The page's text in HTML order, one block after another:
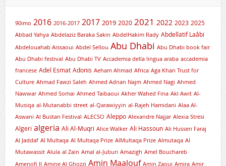
90imo 2016 2016-2017 2017 2019 2020 2021 2022 2023 2025
Abbad Yahya Abdelaziz Baraka Sakin AbdelHakim Rady Abdellatif Laâbi
Abdelouahab Aissaoui Abdel Sellou Abu Dhabi Abu Dhabi book fair
Abu Dhabi festival Abu Dhabi TV Accademia della lingua araba accademia
francese Adel Esmat Adonis Aeham Ahmad Africa Aga Khan Trust for
Culture Ahmad Fawzi Saleh Ahmed Adnan Najm Ahmed Nagi Ahmed
Nawwar Ahmed Somai Ahmed Taibaoui Akher Wahed Fina Akl Awit Al-
Musiqa al-Mutanabbi street al-Qarawiyyin al-Rajeh Hamidani Alaa Al-
Aswani Al Bustan Festival ALECSO Aleppo Alexandre Najjar Alexia Stresi
Algeri algeria Ali Al-Muqri Alice Walker Ali Hassoun Ali Hussen Faraj
Al Jaddaf Al Multaqa Al Multaqa Prize AlMultaqa Prize Almutaqa Al
Mutawassit Alula al Zain Amal al-Juburi Amazigh Amel Bouchareb
Amenofi II Amine Al Ghozzi Amin Maalouf Amin Zaoui Amira Amir